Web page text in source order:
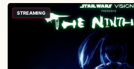
STREAMING